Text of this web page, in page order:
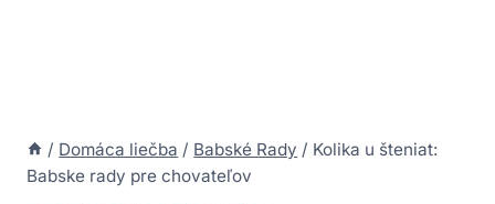
/ Domáca liečba / Babské Rady / Kolika u šteniat:
Babske rady pre chovateľov